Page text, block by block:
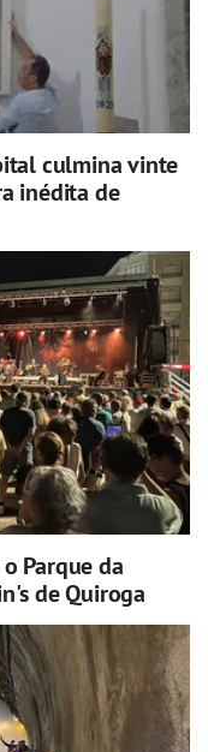
culmina vinte
inédita de
Parque da
de Quiroga